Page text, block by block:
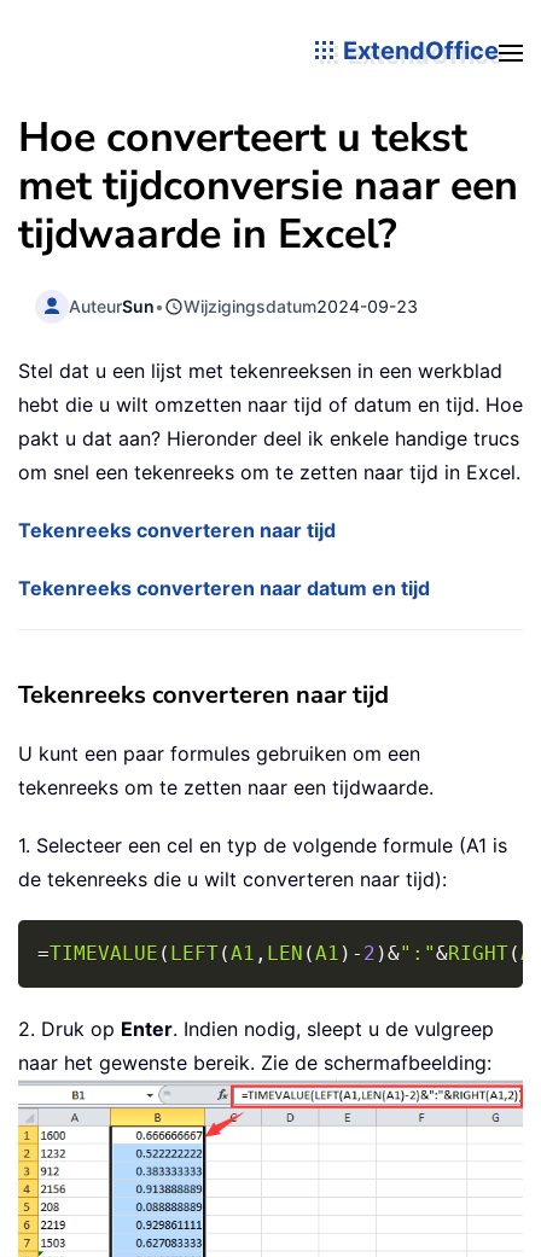
ExtendOffice
Hoe converteert u tekst
met tijdconversie naar een
tijdwaarde in Excel?
AuteurSun• Wijzigingsdatum2024-09-23
Stel dat u een lijst met tekenreeksen in een werkblad
hebt die u wilt omzetten naar tijd of datum en tijd. Hoe
pakt u dat aan? Hieronder deel ik enkele handige trucs
om snel een tekenreeks om te zetten naar tijd in Excel.
Tekenreeks converteren naar tijd
Tekenreeks converteren naar datum en tijd
Tekenreeks converteren naar tijd
U kunt een paar formules gebruiken om een
tekenreeks om te zetten naar een tijdwaarde.
1. Selecteer een cel en typ de volgende formule (A1 is
de tekenreeks die u wilt converteren naar tijd):
=TIMEVALUE ( LEFT(A1 , LEN (A1 ) - 2 )&":"&RIGHT(
Copy
2. Druk op Enter. Indien nodig, sleept u de vulgreep
naar het gewenste bereik. Zie de schermafbeelding: